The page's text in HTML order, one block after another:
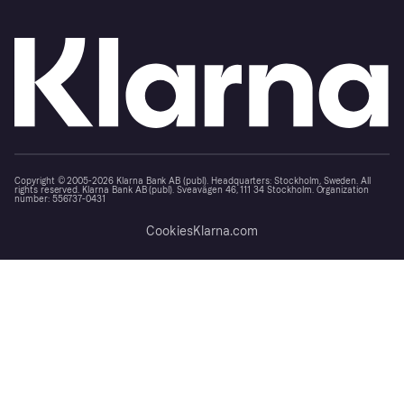
Copyright © 2005-2026 Klarna Bank AB (publ). Headquarters: Stockholm, Sweden. All
rights reserved. Klarna Bank AB (publ). Sveavägen 46, 111 34 Stockholm. Organization
number: 556737-0431
CookiesKlarna.com